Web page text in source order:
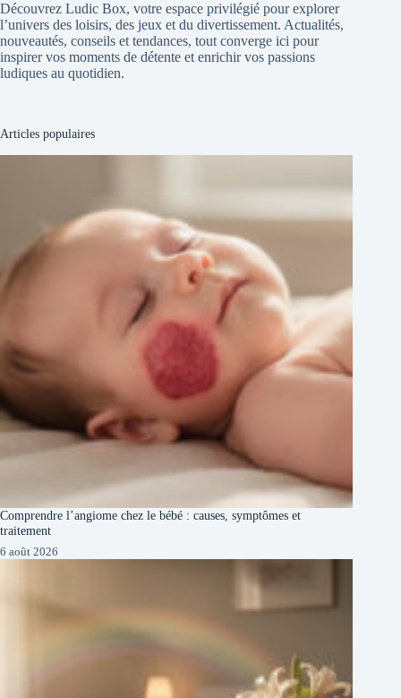
Découvrez Ludic Box, votre espace privilégié pour explorer
l’univers des loisirs, des jeux et du divertissement. Actualités,
nouveautés, conseils et tendances, tout converge ici pour
inspirer vos moments de détente et enrichir vos passions
ludiques au quotidien.
Articles populaires
Comprendre l’angiome chez le bébé : causes, symptômes et
traitement
6 août 2026